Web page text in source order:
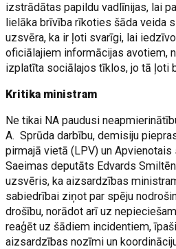
izstrādātas papildu vadlīnijas, lai
lielāka brīvība rīkoties šāda veida
uzsvēra, ka ir ļoti svarīgi, lai
oficiālajiem informācijas avotiem,
izplatīta sociālajos tīklos, jo tā ļoti
Kritika ministram
Ne tikai NA paudusi
A. Sprūda darbību, demisiju
pirmajā vietā (LPV) un
Saeimas deputāts Edvards
uzsvēris, ka aizsardzības
sabiedrībai ziņot par spēju
drošību, norādot arī uz
reaģēt uz šādiem incidentiem,
aizsardzības nozīmi un